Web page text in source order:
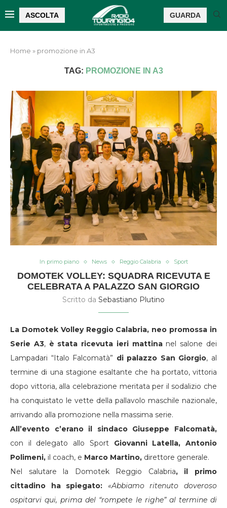
ASCOLTA GUARDA
Home » promozione in A3
TAG: PROMOZIONE IN A3
In primo piano News Reggio Calabria Sport
DOMOTEK VOLLEY: SQUADRA RICEVUTA E
CELEBRATA A PALAZZO SAN GIORGIO
Scritto da Sebastiano Plutino
La Domotek Volley Reggio Calabria, neo promossa in
Serie A3,è stata ricevuta ieri mattinanel salone dei
Lampadari “Italo Falcomatà” di palazzo San Giorgio, al
termine di una stagione esaltante che ha portato, vittoria
dopo vittoria, alla celebrazione meritata per il sodalizio che
ha conquistato le vette della pallavolo maschile nazionale,
arrivando alla promozione nella massima serie.
All’evento c’erano il sindaco Giuseppe Falcomatà,
con il delegato allo Sport Giovanni Latella, Antonio
Polimeni, il coach, e Marco Martino, direttore generale.
Nel salutare la Domotek Reggio Calabria, il primo
cittadino ha spiegato: «Abbiamo ritenuto doveroso
ospitarvi qui, prima del “rompete le righe” al termine di